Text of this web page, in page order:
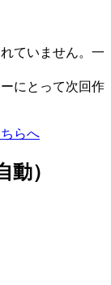
ていません。一
にとって次回作
らへ
）